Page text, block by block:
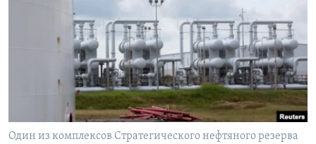
Learning English
СОЦИАЛЬНЫЕ СЕТИ
Один из комплексов Стратегического нефтяного резерва